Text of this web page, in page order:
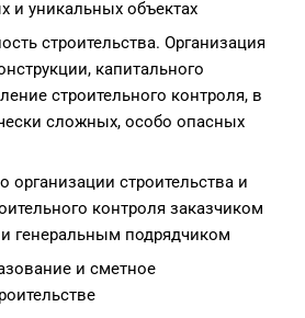
и уникальных объектах
строительства. Организация
капитального
строительного контроля, в
сложных, особо опасных
строительства и
контроля заказчиком
генеральным подрядчиком
и сметное